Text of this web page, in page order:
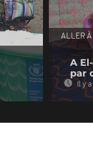
ALLER À
A
par
Il y